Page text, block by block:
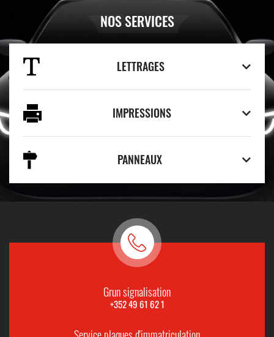
NOS SERVICES
LETTRAGES
IMPRESSIONS
PANNEAUX
Grun signalisation
+352 49 61 62 1